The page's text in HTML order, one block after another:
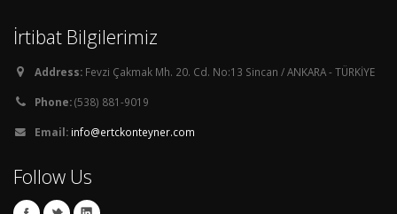
İrtibat Bilgilerimiz
Address: Fevzi Çakmak Mh. 20. Cd. No:13 Sincan / ANKARA - TÜRKİYE
Phone:(538) 881-9019
Email: info@ertckonteyner.com
Follow Us